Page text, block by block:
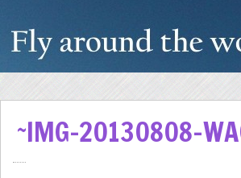
~IMG-20130808-